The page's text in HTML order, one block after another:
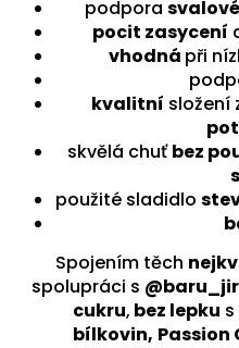
podpora
pocit zasycení
vhodná při
kvalitní složení
skvělá chuťbez
použité sladidlo
Spojením těch
spolupráci s
cukru, bez lepku s
bílkovin, Passion